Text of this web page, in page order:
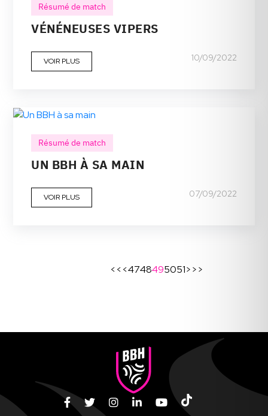
Résumé de match
VÉNÉNEUSES VIPERS
VOIR PLUS 10/09/2022
Résumé de match
UN BBH À SA MAIN
VOIR PLUS 07/09/2022
<<<4748495051>>>